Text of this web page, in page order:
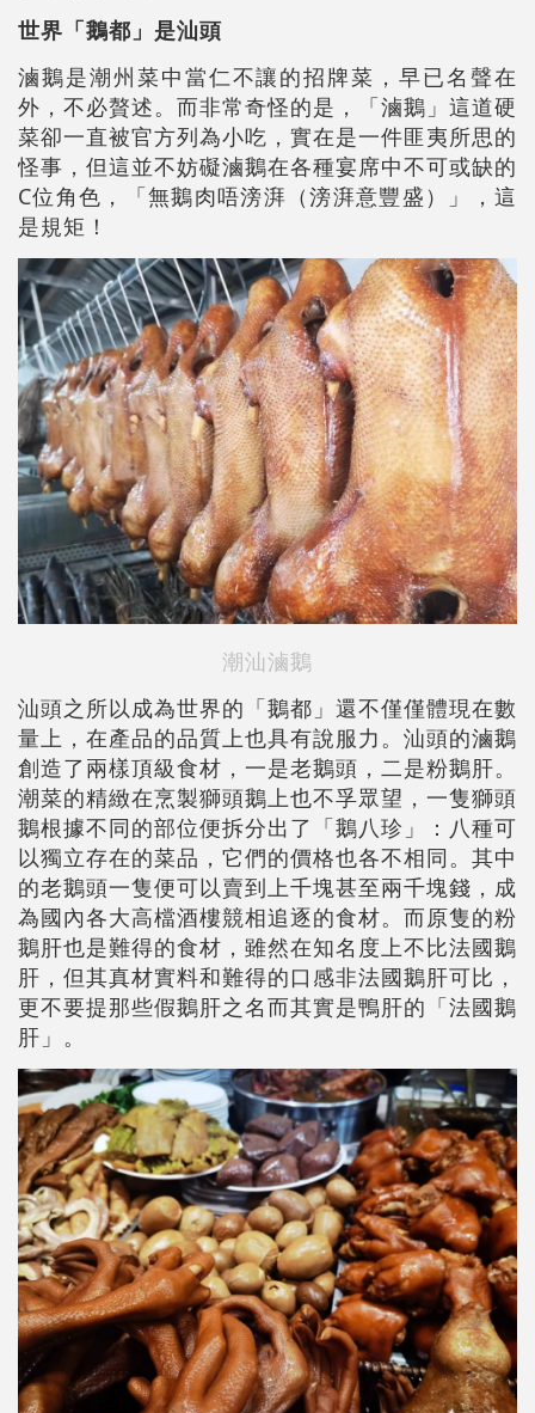
世界「鵝都」是汕頭
滷鵝是潮州菜中當仁不讓的招牌菜，早已名聲在
外，不必贅述。而非常奇怪的是，「滷鵝」這道硬
菜卻一直被官方列為小吃，實在是一件匪夷所思的
怪事，但這並不妨礙滷鵝在各種宴席中不可或缺的
C位角色，「無鵝肉唔滂湃（滂湃意豐盛）」，這
是規矩！
潮汕滷鵝
汕頭之所以成為世界的「鵝都」還不僅僅體現在數
量上，在產品的品質上也具有說服力。汕頭的滷鵝
創造了兩樣頂級食材，一是老鵝頭，二是粉鵝肝。
潮菜的精緻在烹製獅頭鵝上也不孚眾望，一隻獅頭
鵝根據不同的部位便拆分出了「鵝八珍」：八種可
以獨立存在的菜品，它們的價格也各不相同。其中
的老鵝頭一隻便可以賣到上千塊甚至兩千塊錢，成
為國內各大高檔酒樓競相追逐的食材。而原隻的粉
鵝肝也是難得的食材，雖然在知名度上不比法國鵝
肝，但其真材實料和難得的口感非法國鵝肝可比，
更不要提那些假鵝肝之名而其實是鴨肝的「法國鵝
肝」。